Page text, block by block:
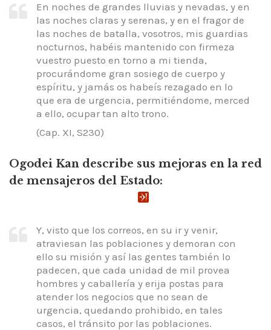
En noches de grandes lluvias y nevadas, y en
las noches claras y serenas, y en el fragor de
las noches de batalla, vosotros, mis guardias
nocturnos, habéis mantenido con firmeza
vuestro puesto en torno a mi tienda,
procurándome gran sosiego de cuerpo y
espíritu, y jamás os habeís rezagado en lo
que era de urgencia, permitiéndome, merced
a ello, ocupar tan alto trono.
(Cap. XI, S230)
Ogodei Kan describe sus mejoras en la red
de mensajeros del Estado:
Y, visto que los correos, en su ir y venir,
atraviesan las poblaciones y demoran con
ello su misión y así las gentes también lo
padecen, que cada unidad de mil provea
hombres y caballería y erija postas para
atender los negocios que no sean de
urgencia, quedando prohibido, en tales
casos, el tránsito por las poblaciones.